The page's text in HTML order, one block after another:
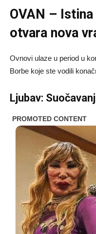
OVAN –
otvara nova
Ovnovi ulaze u period u
Borbe koje ste vodili
Ljubav: